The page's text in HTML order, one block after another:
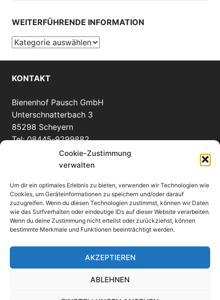
Cookie-Zustimmung
verwalten
Um dir ein optimales Erlebnis zu bieten, verwenden wir Technologien wie
Cookies, um Geräteinformationen zu speichern und/oder darauf
zuzugreifen. Wenn du diesen Technologien zustimmst, können wir Daten
wie das Surfverhalten oder eindeutige IDs auf dieser Website verarbeiten.
Wenn du deine Zustimmung nicht erteilst oder zurückziehst, können
bestimmte Merkmale und Funktionen beeinträchtigt werden.
AKZEPTIEREN
ABLEHNEN
WEITERFÜHRENDE INFORMATION
Weiterführende
KONTAKT
Bienenhof Pausch GmbH
Unterschnatterbach 3
85298 Scheyern
Tel: 08445-9299882
info(at)bienenhof-pausch.de
WEITERE INFORMATIONEN
Anfahrt
eMail an uns